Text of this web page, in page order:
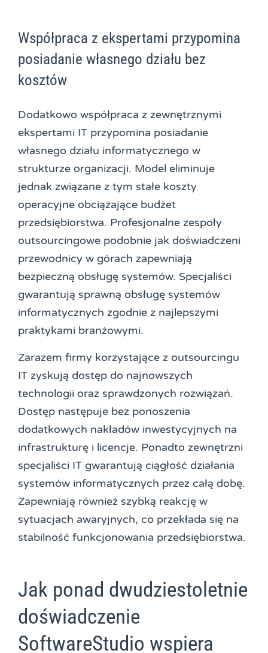
Współpraca z ekspertami przypomina
posiadanie własnego działu bez
kosztów
Dodatkowo współpraca z zewnętrznymi
ekspertami IT przypomina posiadanie
własnego działu informatycznego w
strukturze organizacji. Model eliminuje
jednak związane z tym stałe koszty
operacyjne obciążające budżet
przedsiębiorstwa. Profesjonalne zespoły
outsourcingowe podobnie jak doświadczeni
przewodnicy w górach zapewniają
bezpieczną obsługę systemów. Specjaliści
gwarantują sprawną obsługę systemów
informatycznych zgodnie z najlepszymi
praktykami branżowymi.
Zarazem firmy korzystające z outsourcingu
IT zyskują dostęp do najnowszych
technologii oraz sprawdzonych rozwiązań.
Dostęp następuje bez ponoszenia
dodatkowych nakładów inwestycyjnych na
infrastrukturę i licencje. Ponadto zewnętrzni
specjaliści IT gwarantują ciągłość działania
systemów informatycznych przez całą dobę.
Zapewniają również szybką reakcję w
sytuacjach awaryjnych, co przekłada się na
stabilność funkcjonowania przedsiębiorstwa.
Jak ponad dwudziestoletnie
doświadczenie
SoftwareStudio wspiera